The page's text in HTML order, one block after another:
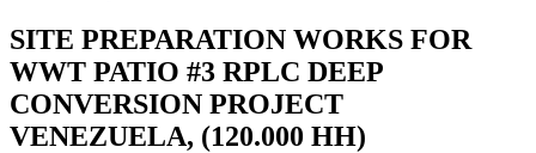
SITE PREPARATION WORKS FOR
WWT PATIO #3 RPLC DEEP
CONVERSION PROJECT
VENEZUELA, (120.000 HH)